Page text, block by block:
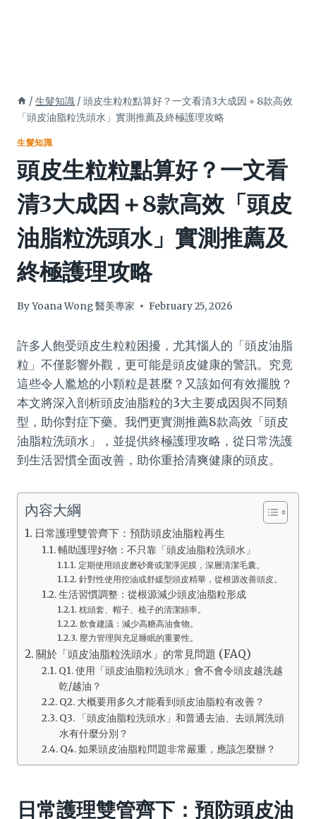
/ 生髮知識 / 頭皮生粒粒點算好？一文看清3大成因＋8款高效
「頭皮油脂粒洗頭水」實測推薦及終極護理攻略
生髮知識
頭皮生粒粒點算好？一文看
清3大成因＋8款高效「頭皮
油脂粒洗頭水」實測推薦及
終極護理攻略
ByYoana Wong 醫美專家 February 25, 2026
許多人飽受頭皮生粒粒困擾，尤其惱人的「頭皮油脂
粒」不僅影響外觀，更可能是頭皮健康的警訊。究竟
這些令人尷尬的小顆粒是甚麼？又該如何有效擺脫？
本文將深入剖析頭皮油脂粒的3大主要成因與不同類
型，助你對症下藥。我們更實測推薦8款高效「頭皮
油脂粒洗頭水」，並提供終極護理攻略，從日常洗護
到生活習慣全面改善，助你重拾清爽健康的頭皮。
內容大綱
日常護理雙管齊下：預防頭皮油脂粒再生
輔助護理好物：不只靠「頭皮油脂粒洗頭水」
定期使用頭皮磨砂膏或潔淨泥膜，深層清潔毛囊。
針對性使用控油或舒緩型頭皮精華，從根源改善頭皮。
生活習慣調整：從根源減少頭皮油脂粒形成
枕頭套、帽子、梳子的清潔頻率。
飲食建議：減少高糖高油食物。
壓力管理與充足睡眠的重要性。
關於「頭皮油脂粒洗頭水」的常見問題 (FAQ)
Q1. 使用「頭皮油脂粒洗頭水」會不會令頭皮越洗越
乾/越油？
Q2. 大概要用多久才能看到頭皮油脂粒有改善？
Q3. 「頭皮油脂粒洗頭水」和普通去油、去頭屑洗頭
水有什麼分別？
Q4. 如果頭皮油脂粒問題非常嚴重，應該怎麼辦？
日常護理雙管齊下：預防頭皮油